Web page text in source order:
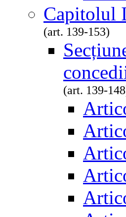
Capitolul
(art. 139-153)
(art. 139-